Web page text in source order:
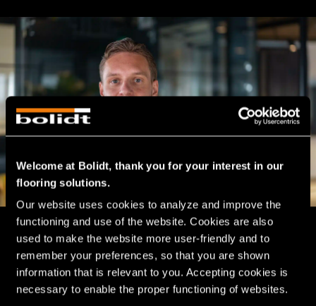
Welcome at Bolidt, thank you for your interest in our
flooring solutions.
Our website uses cookies to analyze and improve the
functioning and use of the website. Cookies are also
used to make the website more user-friendly and to
remember your preferences, so that you are shown
information that is relevant to you. Accepting cookies is
necessary to enable the proper functioning of websites.
Kennismaken?
Het realiseren van een duurzaam inzetbare Bolidtop
vloer
in een bouwproject is teamwork. Bij Bolidt begrijpen wij als
Mathijs Fawzi l
Sales Manager